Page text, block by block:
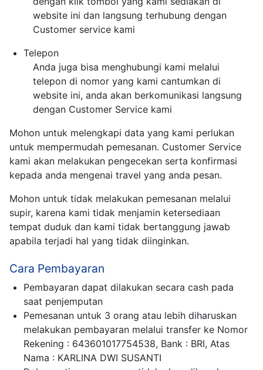
website ini dan langsung terhubung dengan
Customer service kami
Telepon
Anda juga bisa menghubungi kami melalui
telepon di nomor yang kami cantumkan di
website ini, anda akan berkomunikasi langsung
dengan Customer Service kami
Mohon untuk melengkapi data yang kami perlukan
untuk mempermudah pemesanan. Customer Service
kami akan melakukan pengecekan serta konfirmasi
kepada anda mengenai travel yang anda pesan.
Mohon untuk tidak melakukan pemesanan melalui
supir, karena kami tidak menjamin ketersediaan
tempat duduk dan kami tidak bertanggung jawab
apabila terjadi hal yang tidak diinginkan.
Cara Pembayaran
Pembayaran dapat dilakukan secara cash pada
saat penjemputan
Pemesanan untuk 3 orang atau lebih diharuskan
melakukan pembayaran melalui transfer ke Nomor
Rekening : 643601017754538, Bank : BRI, Atas
Nama : KARLINA DWI SUSANTI